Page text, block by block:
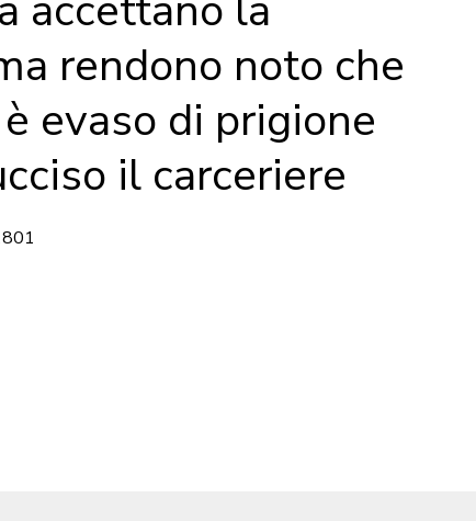
rendono noto che
evaso di prigione
il carceriere